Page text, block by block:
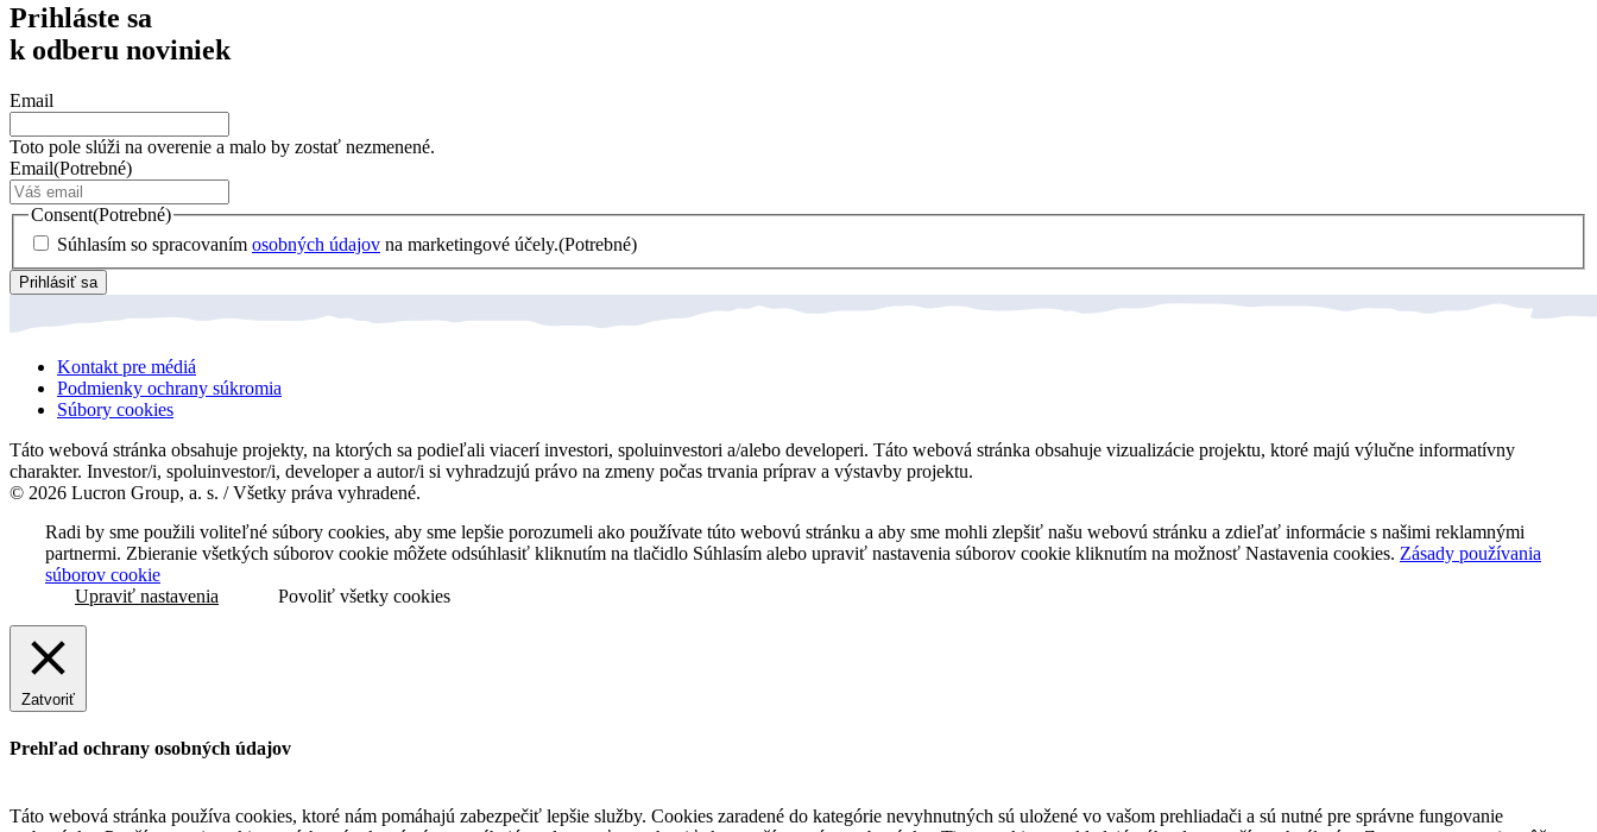
Prihláste sa
k odberu noviniek
Email
Toto pole slúži na overenie a malo by zostať nezmenené.
Email(Potrebné)
Consent(Potrebné)
Súhlasím so spracovaním osobných údajov na marketingové účely.(Potrebné)
Prihlásiť sa
Kontakt pre médiá
Podmienky ochrany súkromia
Súbory cookies
Táto webová stránka obsahuje projekty, na ktorých sa podieľali viacerí investori, spoluinvestori a/alebo developeri. Táto webová stránka obsahuje vizualizácie projektu, ktoré majú výlučne informatívny
charakter. Investor/i, spoluinvestor/i, developer a autor/i si vyhradzujú právo na zmeny počas trvania príprav a výstavby projektu.
© 2026 Lucron Group, a. s. / Všetky práva vyhradené.
Radi by sme použili voliteľné súbory cookies, aby sme lepšie porozumeli ako používate túto webovú stránku a aby sme mohli zlepšiť našu webovú stránku a zdieľať informácie s našimi reklamnými
partnermi. Zbieranie všetkých súborov cookie môžete odsúhlasiť kliknutím na tlačidlo Súhlasím alebo upraviť nastavenia súborov cookie kliknutím na možnosť Nastavenia cookies. Zásady používania
súborov cookie
Upraviť nastavenia
Povoliť všetky cookies
Zatvoriť
Prehľad ochrany osobných údajov
Táto webová stránka používa cookies, ktoré nám pomáhajú zabezpečiť lepšie služby. Cookies zaradené do kategórie nevyhnutných sú uložené vo vašom prehliadači a sú nutné pre správne fungovanie